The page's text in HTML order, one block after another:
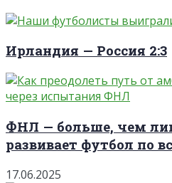
Ирландия — Россия 2:3
ФНЛ — больше, чем
развивает футбол по
17.06.2025